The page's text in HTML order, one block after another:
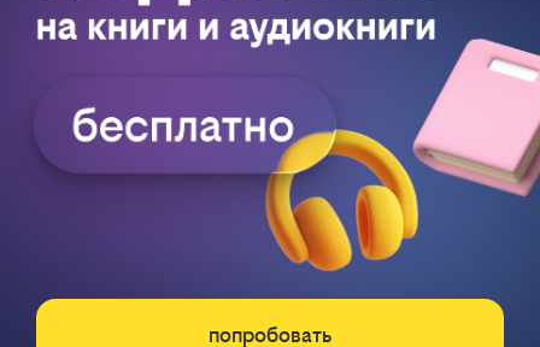
попробовать